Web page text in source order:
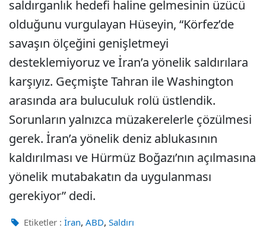
saldırganlık hedefi haline gelmesinin üzücü
olduğunu vurgulayan Hüseyin, “Körfez’de
savaşın ölçeğini genişletmeyi
desteklemiyoruz ve İran’a yönelik saldırılara
karşıyız. Geçmişte Tahran ile Washington
arasında ara buluculuk rolü üstlendik.
Sorunların yalnızca müzakerelerle çözülmesi
gerek. İran’a yönelik deniz ablukasının
kaldırılması ve Hürmüz Boğazı’nın açılmasına
yönelik mutabakatın da uygulanması
gerekiyor” dedi.
Etiketler : İran, ABD, Saldırı